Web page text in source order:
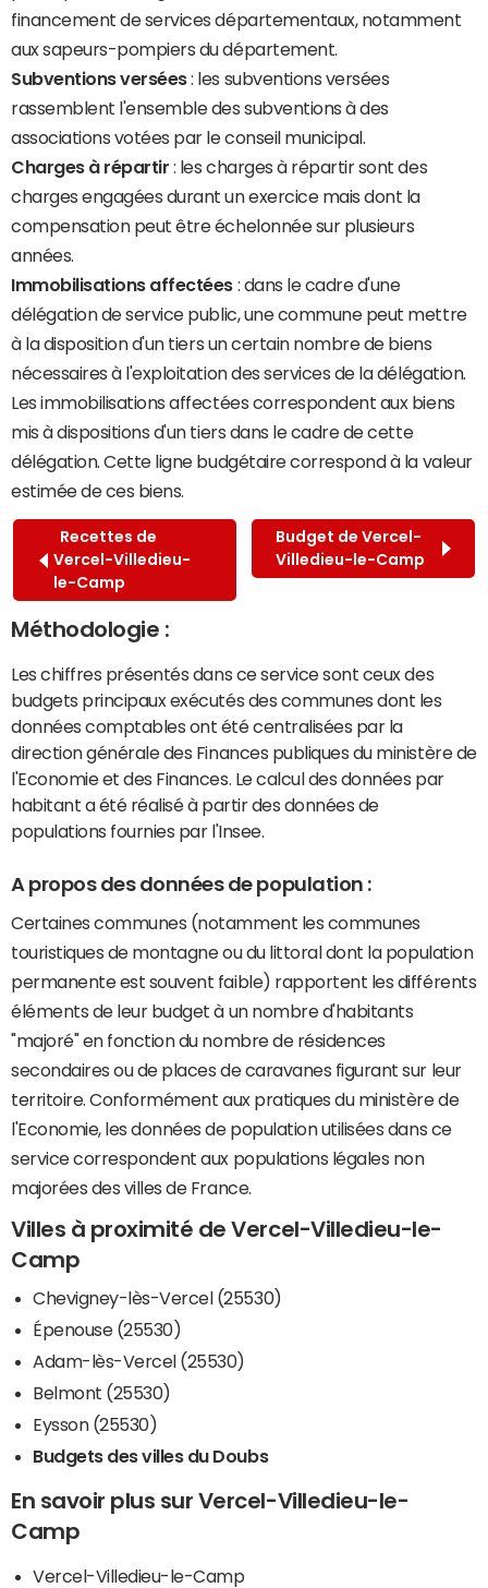
financement de services départementaux, notamment
aux sapeurs-pompiers du département.
Subventions versées: les subventions versées
rassemblent l'ensemble des subventions à des
associations votées par le conseil municipal.
Charges à répartir : les charges à répartir sont des
charges engagées durant un exercice mais dont la
compensation peut être échelonnée sur plusieurs
années.
Immobilisations affectées : dans le cadre d'une
délégation de service public, une commune peut mettre
à la disposition d'un tiers un certain nombre de biens
nécessaires à l'exploitation des services de la délégation.
Les immobilisations affectées correspondent aux biens
mis à dispositions d'un tiers dans le cadre de cette
délégation. Cette ligne budgétaire correspond à la valeur
estimée de ces biens.
Recettes de
Vercel-Villedieu-
le-Camp
Budget de Vercel-
Villedieu-le-Camp
Méthodologie :
Les chiffres présentés dans ce service sont ceux des
budgets principaux exécutés des communes dont les
données comptables ont été centralisées par la
direction générale des Finances publiques du ministère de
l'Economie et des Finances. Le calcul des données par
habitant a été réalisé à partir des données de
populations fournies par l'Insee.
A propos des données de population :
Certaines communes (notamment les communes
touristiques de montagne ou du littoral dont la population
permanente est souvent faible) rapportent les différents
éléments de leur budget à un nombre d'habitants
"majoré" en fonction du nombre de résidences
secondaires ou de places de caravanes figurant sur leur
territoire. Conformément aux pratiques du ministère de
l'Economie, les données de population utilisées dans ce
service correspondent aux populations légales non
majorées des villes de France.
Villes à proximité de Vercel-Villedieu-le-
Camp
Chevigney-lès-Vercel (25530)
Épenouse (25530)
Adam-lès-Vercel (25530)
Belmont (25530)
Eysson (25530)
Budgets des villes du Doubs
En savoir plus sur Vercel-Villedieu-le-
Camp
Vercel-Villedieu-le-Camp